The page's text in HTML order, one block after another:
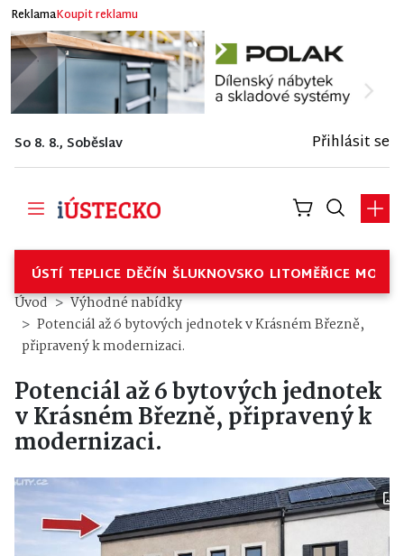
ReklamaKoupit reklamu
So 8. 8., Soběslav Přihlásit se
ÚSTÍ TEPLICE DĚČÍN ŠLUKNOVSKO LITOMĚŘICE
Potenciál až 6 bytových
Úvod
Výhodné nabídky
Potenciál až 6 bytových jednotek v Krásném Březně,
připravený k modernizaci.
Potenciál až 6 bytových jednotek
v Krásném Březně, připravený k
modernizaci.